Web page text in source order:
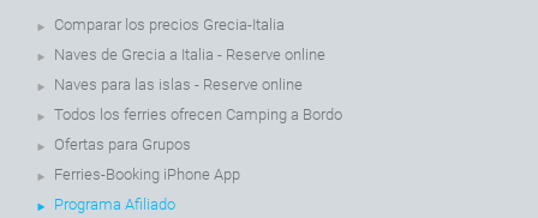
Comparar los precios Grecia-Italia
Naves de Grecia a Italia - Reserve online
Naves para las islas - Reserve online
Todos los ferries ofrecen Camping a Bordo
Ofertas para Grupos
Ferries-Booking iPhone App
Programa Afiliado